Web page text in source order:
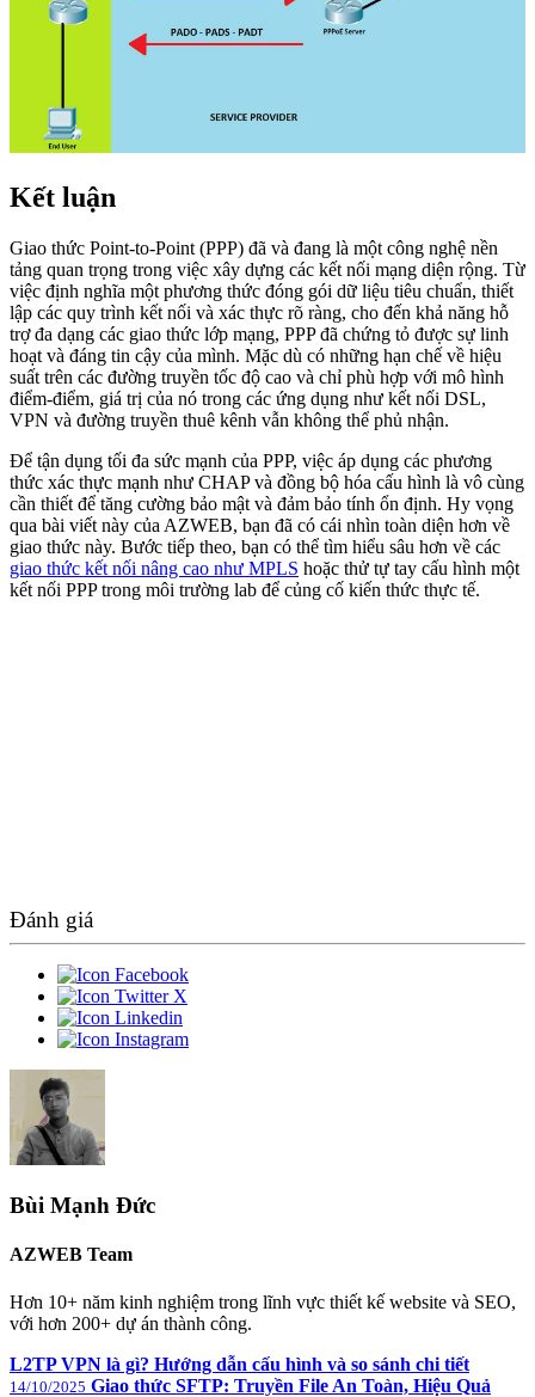
Kết luận
Giao thức Point-to-Point (PPP) đã và đang là một công nghệ nền
tảng quan trọng trong việc xây dựng các kết nối mạng diện rộng. Từ
việc định nghĩa một phương thức đóng gói dữ liệu tiêu chuẩn, thiết
lập các quy trình kết nối và xác thực rõ ràng, cho đến khả năng hỗ
trợ đa dạng các giao thức lớp mạng, PPP đã chứng tỏ được sự linh
hoạt và đáng tin cậy của mình. Mặc dù có những hạn chế về hiệu
suất trên các đường truyền tốc độ cao và chỉ phù hợp với mô hình
điểm-điểm, giá trị của nó trong các ứng dụng như kết nối DSL,
VPN và đường truyền thuê kênh vẫn không thể phủ nhận.
Để tận dụng tối đa sức mạnh của PPP, việc áp dụng các phương
thức xác thực mạnh như CHAP và đồng bộ hóa cấu hình là vô cùng
cần thiết để tăng cường bảo mật và đảm bảo tính ổn định. Hy vọng
qua bài viết này của AZWEB, bạn đã có cái nhìn toàn diện hơn về
giao thức này. Bước tiếp theo, bạn có thể tìm hiểu sâu hơn về các
giao thức kết nối nâng cao như MPLS hoặc thử tự tay cấu hình một
kết nối PPP trong môi trường lab để củng cố kiến thức thực tế.
Đánh giá
Bùi Mạnh Đức
AZWEB Team
Hơn 10+ năm kinh nghiệm trong lĩnh vực thiết kế website và SEO,
với hơn 200+ dự án thành công.
L2TP VPN là gì? Hướng dẫn cấu hình và so sánh chi tiết
14/10/2025 Giao thức SFTP: Truyền File An Toàn, Hiệu Quả